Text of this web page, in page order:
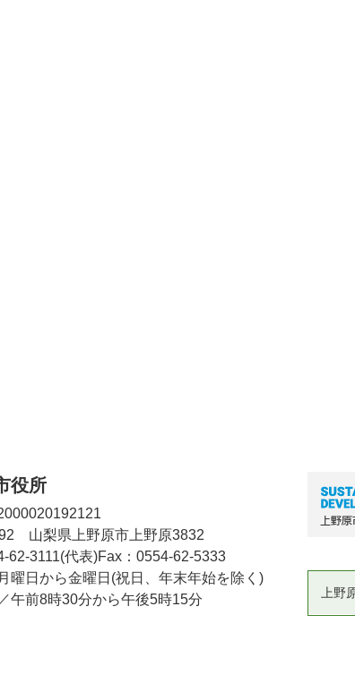
役所
山梨県上野原市上野原3832
62-3111(代表)Fax：0554-62-5333
曜日から金曜日(祝日、年末年始を除く)
午前8時30分から午後5時15分
上野